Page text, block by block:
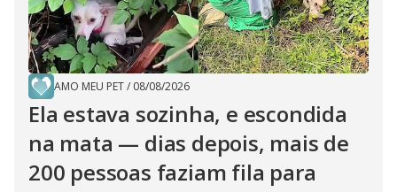
AMO MEU PET/ 08/08/2026
Ela estava sozinha, e escondida
na mata — dias depois, mais de
200 pessoas faziam fila para